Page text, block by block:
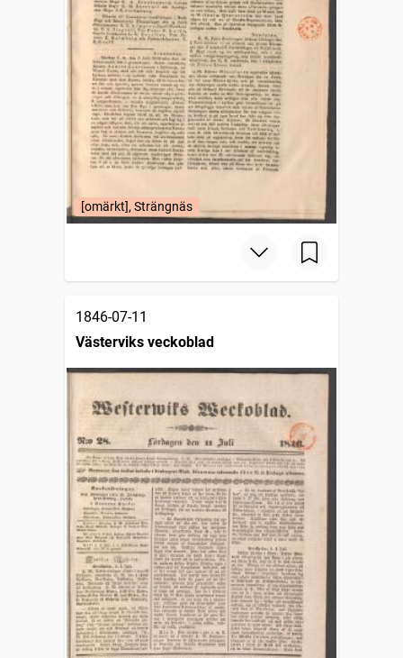
[omärkt], Strängnäs
1846-07-11
Västerviks veckoblad